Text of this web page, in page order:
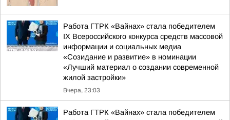
Работа ГТРК «Вайнах» стала победителем
IX Всероссийского конкурса средств массовой
информации и социальных медиа
«Созидание и развитие» в номинации
«Лучший материал о создании современной
жилой застройки»
Вчера, 23:03
Работа ГТРК «Вайнах» стала победителем